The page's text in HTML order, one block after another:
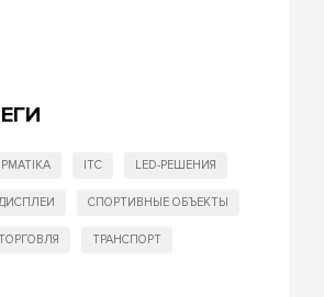
IPMATIKA ITC LED-РЕШЕНИЯ
СПОРТИВНЫЕ ОБЪЕКТЫ
ТРАНСПОРТ